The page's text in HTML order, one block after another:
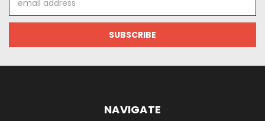
Address
NAVIGATE